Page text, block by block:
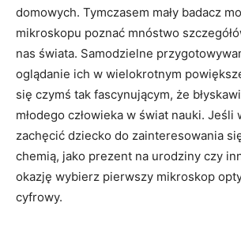
domowych. Tymczasem mały badacz
mikroskopu poznać mnóstwo
nas świata. Samodzielne
oglądanie ich w wielokrotnym
się czymś tak fascynującym, że
młodego człowieka w świat nauki. Jeśli
zachęcić dziecko do zainteresowania
chemią, jako prezent na urodziny czy
okazję wybierz pierwszy mikroskop
cyfrowy.